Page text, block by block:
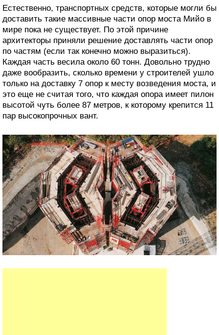
Естественно, транспортных средств, которые могли бы
доставить такие массивные части опор моста Мийо в
мире пока не существует. По этой причине
архитекторы приняли решение доставлять части опор
по частям (если так конечно можно выразиться).
Каждая часть весила около 60 тонн. Довольно трудно
даже вообразить, сколько времени у строителей ушло
только на доставку 7 опор к месту возведения моста, и
это еще не считая того, что каждая опора имеет пилон
высотой чуть более 87 метров, к которому крепится 11
пар высокопрочных вант.